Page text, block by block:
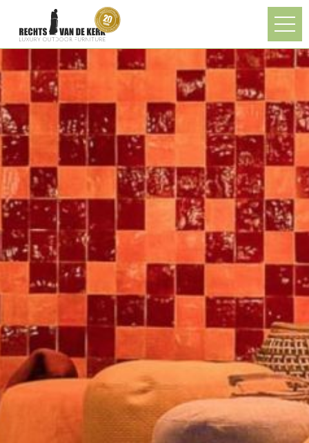
Overslaan en naar de algemene inhoud gaan
U bent hier